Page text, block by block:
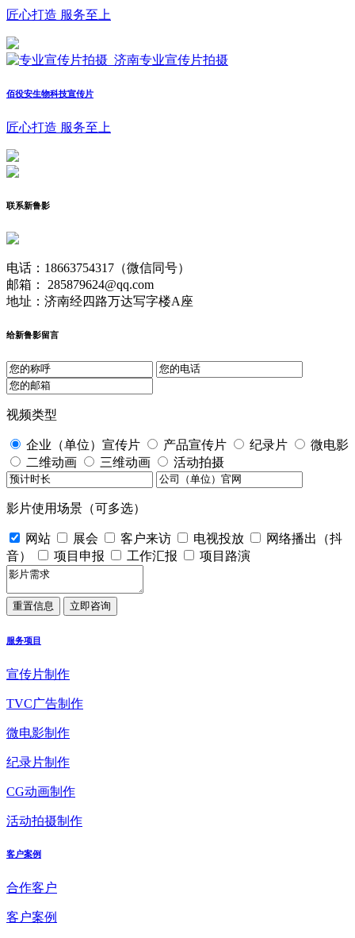
匠心打造 服务至上
佰役安生物科技宣传片
匠心打造 服务至上
联系新鲁影
电话：18663754317（微信同号）
邮箱： 285879624@qq.com
地址：济南经四路万达写字楼A座
给新鲁影留言
视频类型
企业（单位）宣传片 产品宣传片 纪录片
微电影
二维动画
三维动画 活动拍摄
影片使用场景（可多选）
网站 展会 客户来访 电视投放
网络播出（抖
音）
项目申报 工作汇报 项目路演
服务项目
宣传片制作
TVC广告制作
微电影制作
纪录片制作
CG动画制作
活动拍摄制作
客户案例
合作客户
客户案例